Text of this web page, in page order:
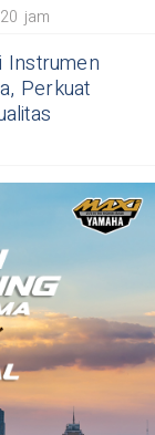
20 jam
Instrumen
Perkuat